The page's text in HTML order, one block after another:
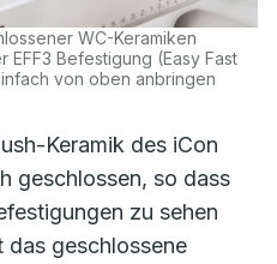
WC-Keramiken
Befestigung (Easy Fast
von oben anbringen
Keramik des iCon
geschlossen, so dass
zu sehen
das geschlossene